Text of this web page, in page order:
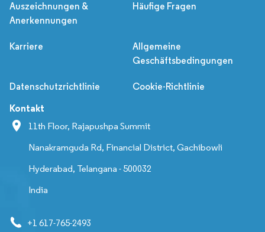
Auszeichnungen &
Anerkennungen
Häufige Fragen
Karriere
Allgemeine
Geschäftsbedingungen
Datenschutzrichtlinie Cookie-Richtlinie
Kontakt
11th Floor, Rajapushpa Summit
Nanakramguda Rd, Financial District, Gachibowli
Hyderabad, Telangana - 500032
India
+1 617-765-2493